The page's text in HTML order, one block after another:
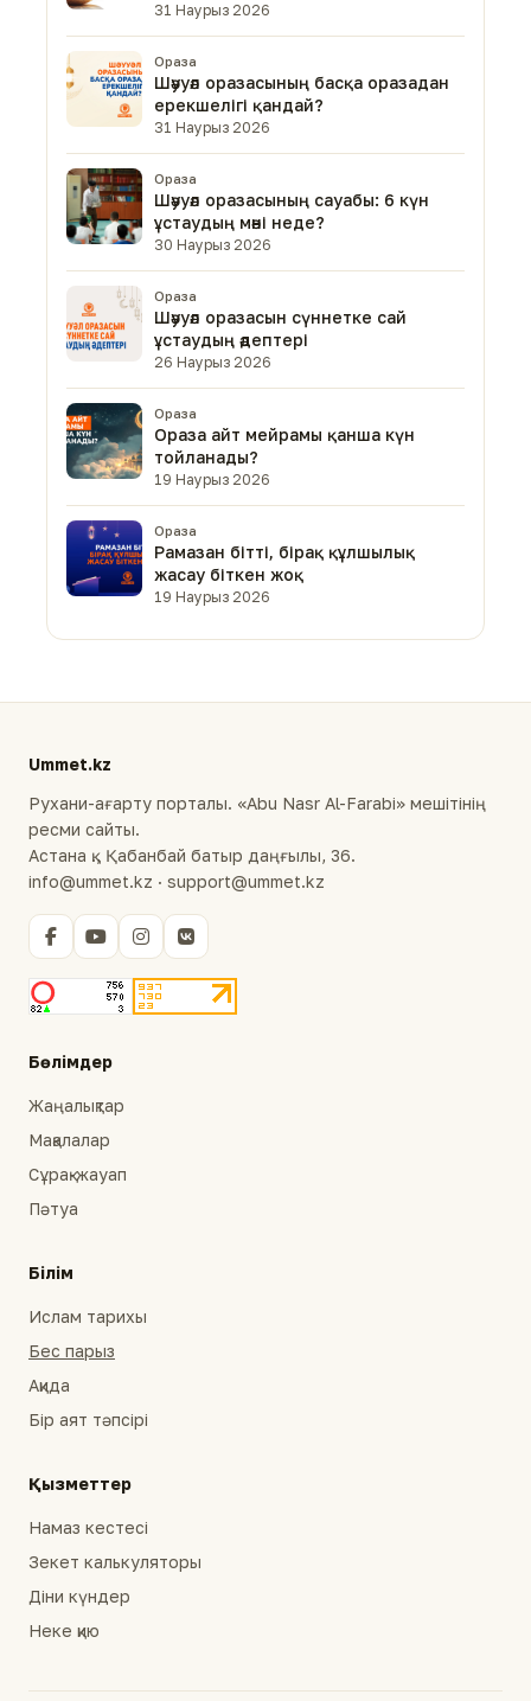
31 Наурыз 2026
Ораза
Шәууәл оразасының басқа оразадан
ерекшелігі қандай?
31 Наурыз 2026
Ораза
Шәууәл оразасының сауабы: 6 күн
ұстаудың мәні неде?
30 Наурыз 2026
Ораза
Шәууәл оразасын сүннетке сай
ұстаудың әдептері
26 Наурыз 2026
Ораза
Ораза айт мейрамы қанша күн
тойланады?
19 Наурыз 2026
Ораза
Рамазан бітті, бірақ құлшылық
жасау біткен жоқ
19 Наурыз 2026
Ummet.kz
Рухани-ағарту порталы. «Abu Nasr Al-Farabi» мешітінің
ресми сайты.
Астана қ., Қабанбай батыр даңғылы, 36.
info@ummet.kz · support@ummet.kz
Бөлімдер
Жаңалықтар
Мақалалар
Сұрақ-жауап
Пәтуа
Білім
Ислам тарихы
Бес парыз
Ақида
Бір аят тәпсірі
Қызметтер
Намаз кестесі
Зекет калькуляторы
Діни күндер
Неке қию